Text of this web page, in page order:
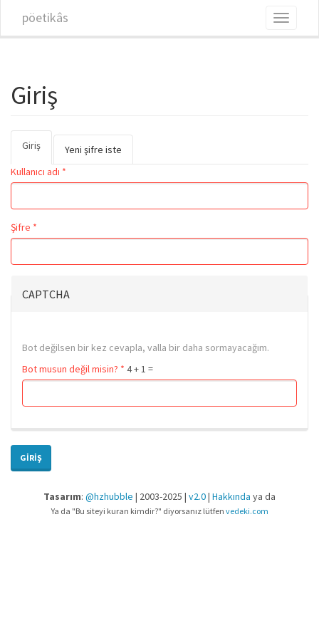
pöetikâs
Toggle
Giriş
Birincil sekmeler
Giriş
Yeni şifre iste
Kullanıcı adı *
Şifre *
CAPTCHA
Bot değilsen bir kez cevapla, valla bir daha sormayacağım.
Bot musun değil misin? * 4 + 1 =
GIRIŞ
Tasarım: @hzhubble | 2003-2025 | v2.0| Hakkında ya da
Ya da "Bu siteyi kuran kimdir?" diyorsanız lütfen vedeki.com